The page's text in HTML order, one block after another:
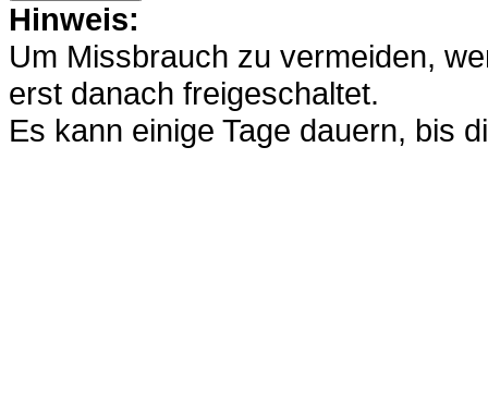
Hinweis:
Um Missbrauch zu vermeiden,
erst danach freigeschaltet.
Es kann einige Tage dauern, bis